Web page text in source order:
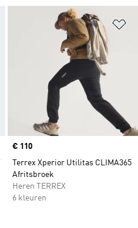
Op verlanglijst zetten
Price
€ 110
Terrex Xperior Utilitas CLIMA365
Afritsbroek
Heren TERREX
6 kleuren